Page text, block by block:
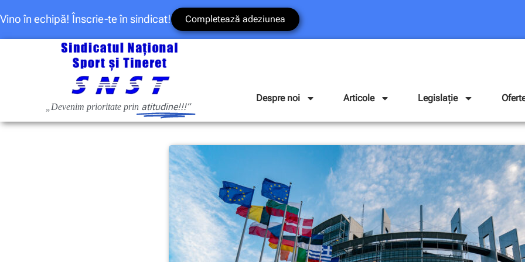
Vino în echipă! Înscrie-te în sindicat! Completează adeziunea
„Devenim prioritate prin atitudine!!!”
Despre noi Articole Legislație